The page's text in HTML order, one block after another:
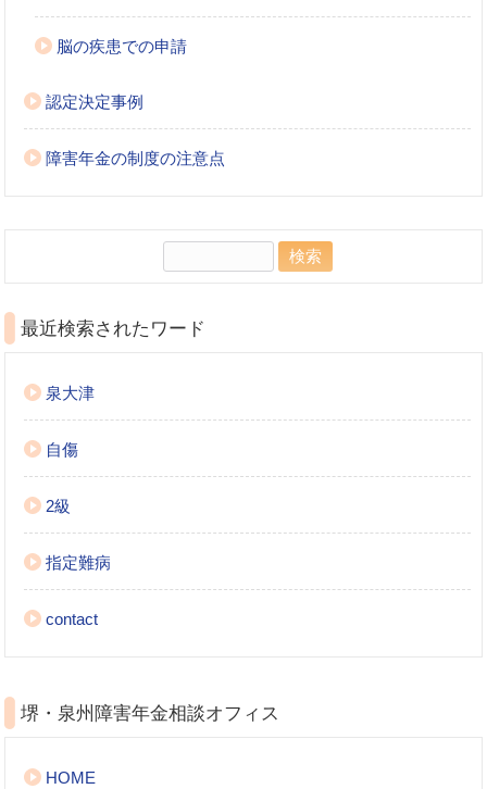
脳の疾患での申請
認定決定事例
障害年金の制度の注意点
最近検索されたワード
泉大津
自傷
2級
指定難病
contact
堺・泉州障害年金相談オフィス
HOME